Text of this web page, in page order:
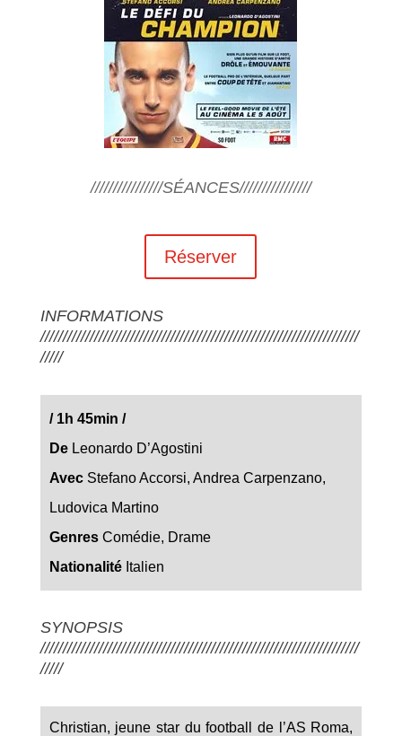
////////////////SÉANCES////////////////
Réserver
INFORMATIONS
///////////////////////////////////////////////////////////////////////
/////
/1h 45min /
DeLeonardo D’Agostini
AvecStefano Accorsi, Andrea Carpenzano,
Ludovica Martino
Genres Comédie, Drame
NationalitéItalien
SYNOPSIS
///////////////////////////////////////////////////////////////////////
/////
Christian, jeune star du football de l’AS Roma,